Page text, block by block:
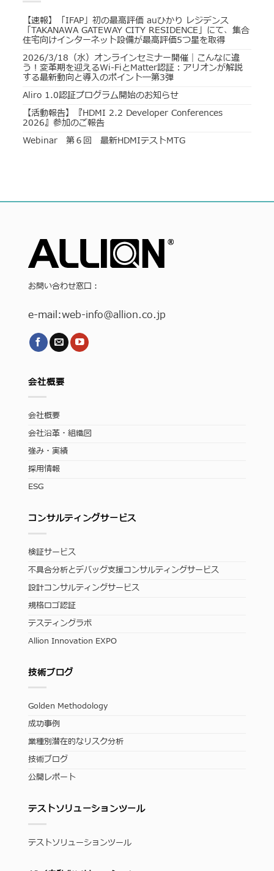
【速報】「IFAP」初の最高評価 auひかり レジデンス
「TAKANAWA GATEWAY CITY RESIDENCE」にて、集合
住宅向けインターネット設備が最高評価5つ星を取得
2026/3/18（水）オンラインセミナー開催｜こんなに違
う！変革期を迎えるWi-FiとMatter認証：アリオンが解説
する最新動向と導入のポイント―第3弾
Aliro 1.0認証プログラム開始のお知らせ
【活動報告】『HDMI 2.2 Developer Conferences
2026』参加のご報告
Webinar 第６回 最新HDMIテストMTG
お問い合わせ窓口：
e-mail:web-info@allion.co.jp
会社概要
会社概要
会社沿革・組織図
強み・実績
採用情報
ESG
コンサルティングサービス
検証サービス
不具合分析とデバッグ支援コンサルティングサービス
設計コンサルティングサービス
規格ロゴ認証
テスティングラボ
Allion Innovation EXPO
技術ブログ
Golden Methodology
成功事例
業種別潜在的なリスク分析
技術ブログ
公開レポート
テストソリューションツール
テストソリューションツール